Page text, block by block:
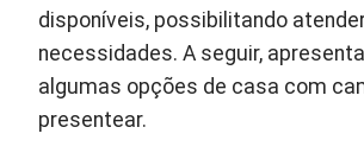
disponíveis, possibilitando
necessidades. A seguir,
algumas opções de casa com
presentear.